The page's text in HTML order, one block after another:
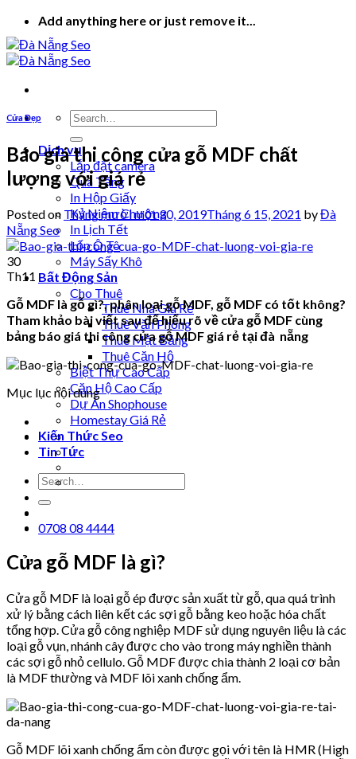
Skip
to
content
Add anything here or just remove it...
Dịch vụ
Lắp đặt camera
Quà Tặng
In Hộp Giấy
Kỷ Niệm Chương
In Lịch Tết
Lốp Ô Tô
Máy Sấy Khô
Bất Động Sản
Cho Thuê
Thuê Nhà Giá Rẻ
Thuê Văn Phòng
Thuê Mặt Bằng
Thuê Căn Hộ
Biệt Thự Cao Cấp
Căn Hộ Cao Cấp
Dự Án Shophouse
Homestay Giá Rẻ
Kiến Thức Seo
Tin Tức
0708 08 4444
Cửa Đẹp
Báo giá thi công cửa gỗ MDF chất
lượng với giá rẻ
Posted on Tháng mười một 30, 2019Tháng 6 15, 2021 byĐà
Nẵng Seo
30
Th11
Gỗ MDF là gỗ gì?, phân loại gỗ MDF, gỗ MDF có tốt không?
Tham khảo bài viết sau để hiểu rõ về cửa gỗ MDF cùng
bảng báo giá thi công cửa gỗ MDF giá rẻ tại đà nẵng
Mục lục nội dung
Cửa gỗ MDF là gì?
Cửa gỗ MDF là loại gỗ ép được sản xuất từ gỗ, qua quá trình
xử lý bằng cách liên kết các sợi gỗ bằng keo hoặc hóa chất
tổng hợp. Cửa gỗ công nghiệp MDF sử dụng nguyên liệu là các
loại gỗ vụn, nhánh cây được cho vào trong máy nghiền thành
các sợi gỗ nhỏ cellulo. Gỗ MDF được chia thành 2 loại cơ bản
là MDF thường và MDF lõi xanh chống ẩm.
Gỗ MDF lõi xanh chống ẩm còn được gọi với tên là HMR (High